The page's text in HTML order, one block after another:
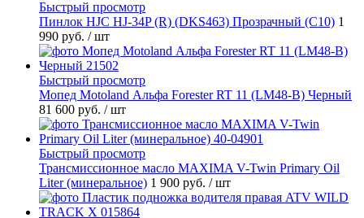
Быстрый просмотр
Пинлок HJC HJ-34P (R) (DKS463) Прозрачный (C10) 1
990 руб. / шт
Быстрый просмотр
Мопед Motoland Альфа Forester RT 11 (LM48-B) Черный
81 600 руб. / шт
Быстрый просмотр
Трансмиссионное масло MAXIMA V-Twin Primary Oil
Liter (минеральное) 1 900 руб. / шт